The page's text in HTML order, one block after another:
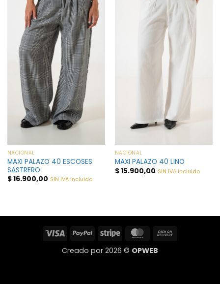
NACIONAL
MAXI PALAZO 40 ESCOSES
SASTRERO
$16.900,00 SIN IVA incluido
NACIONAL
MAXI PALAZO 40 LINO
$15.900,00 SIN IVA incluido
Visa PayPal Stripe MasterCard
Creado por 2026 © OPWEB